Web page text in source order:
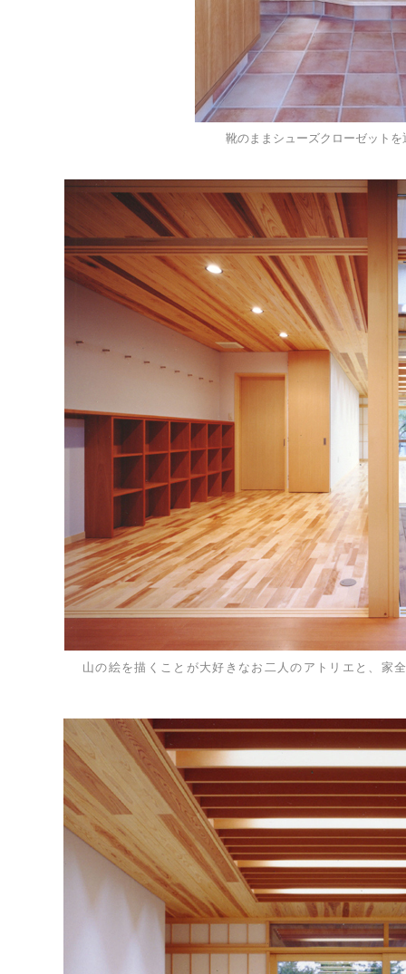
山の絵を描くことが大好きなお二人のアトリエと、 家
靴のままシューズクローゼット